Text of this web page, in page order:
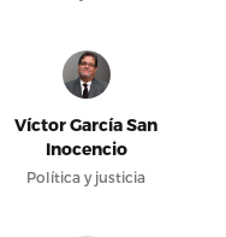
Víctor García San
Inocencio
Política y justicia